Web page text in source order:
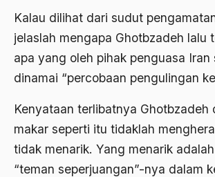
Kalau dilihat dari sudut
jelaslah mengapa Ghotbzadeh lalu
apa yang oleh pihak penguasa Iran
dinamai “percobaan pengulingan
Kenyataan terlibatnya Ghotbzadeh
makar seperti itu tidaklah
tidak menarik. Yang menarik
“teman seperjuangan”-nya dalam
Agus Miftah
Ahimsa
Ahli
ahli fikih
Ahli Ilmu Agama
Ahli waris